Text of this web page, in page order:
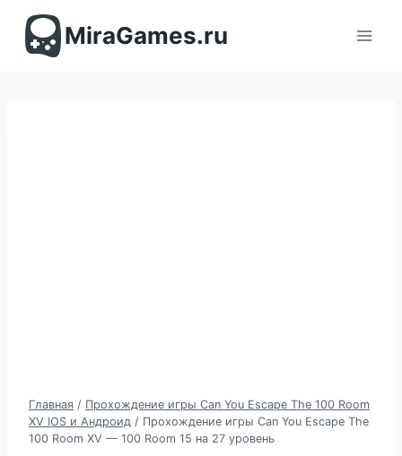
содержимомуMiraGames.ru
Главная / Прохождение игры Can You Escape The 100 Room
XV IOS и Андроид / Прохождение игры Can You Escape The
100 Room XV — 100 Room 15 на 27 уровень